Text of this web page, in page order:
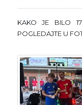
KAKO JE BILO
POGLEDAJTE U